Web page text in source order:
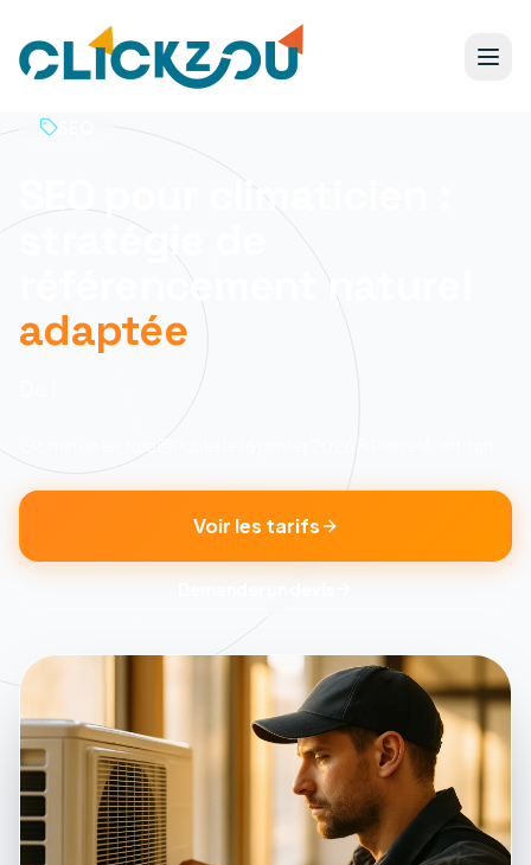
SEO pour climaticien :
stratégie de
référencement naturel
adaptée
de lecture
Voir les tarifs